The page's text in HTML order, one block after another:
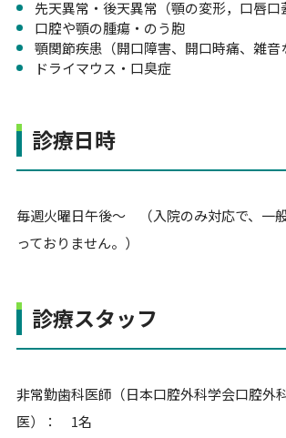
先天異常・後天異常（顎の変形，口唇口
口腔や顎の腫瘍・のう胞
顎関節疾患（開口障害、開口時痛、雑音
ドライマウス・口臭症
診療日時
毎週火曜日午後〜 （入院のみ対応で、一
っておりません。）
診療スタッフ
非常勤歯科医師（日本口腔外科学会口腔外
医）： 1名